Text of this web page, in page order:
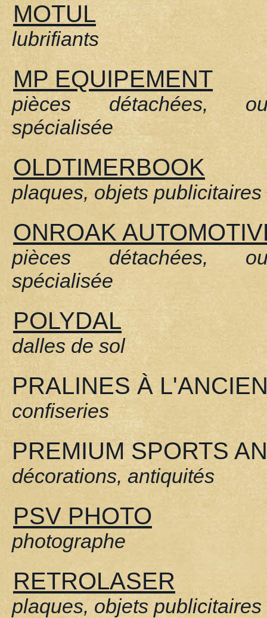
MOTUL
lubrifiants
MP EQUIPEMENT
pièces détachées,
spécialisée
OLDTIMERBOOK
plaques, objets publicitaires
ONROAK
pièces détachées,
spécialisée
POLYDAL
dalles de sol
PRALINES À
confiseries
PREMIUM SPORTS
décorations, antiquités
PSV PHOTO
photographe
RETROLASER
plaques, objets publicitaires